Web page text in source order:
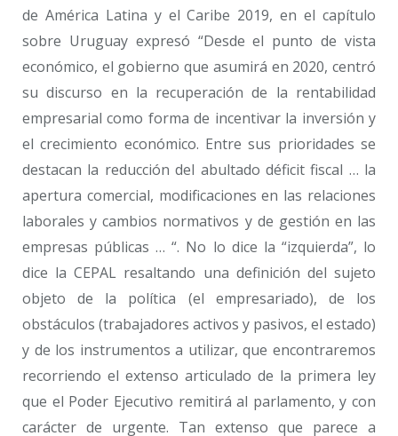
de América Latina y el Caribe 2019, en el capítulo
sobre Uruguay expresó “Desde el punto de vista
económico, el gobierno que asumirá en 2020, centró
su discurso en la recuperación de la rentabilidad
empresarial como forma de incentivar la inversión y
el crecimiento económico. Entre sus prioridades se
destacan la reducción del abultado déficit fiscal … la
apertura comercial, modificaciones en las relaciones
laborales y cambios normativos y de gestión en las
empresas públicas … “. No lo dice la “izquierda”, lo
dice la CEPAL resaltando una definición del sujeto
objeto de la política (el empresariado), de los
obstáculos (trabajadores activos y pasivos, el estado)
y de los instrumentos a utilizar, que encontraremos
recorriendo el extenso articulado de la primera ley
que el Poder Ejecutivo remitirá al parlamento, y con
carácter de urgente. Tan extenso que parece a